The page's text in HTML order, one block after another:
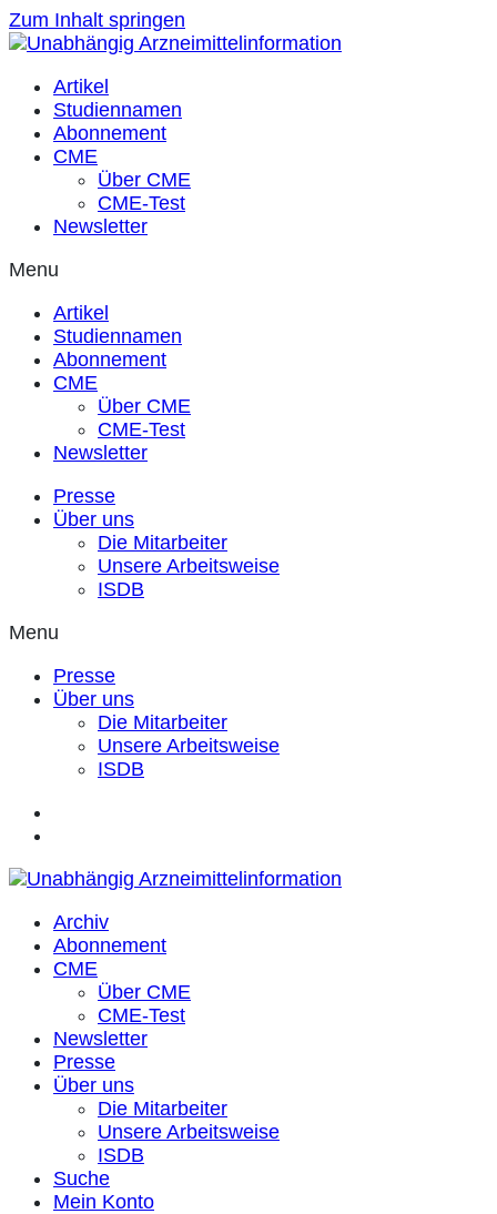
Zum Inhalt springen
Artikel
Studiennamen
Abonnement
CME
Über CME
CME-Test
Newsletter
Menu
Artikel
Studiennamen
Abonnement
CME
Über CME
CME-Test
Newsletter
Presse
Über uns
Die Mitarbeiter
Unsere Arbeitsweise
ISDB
Menu
Presse
Über uns
Die Mitarbeiter
Unsere Arbeitsweise
ISDB
Archiv
Abonnement
CME
Über CME
CME-Test
Newsletter
Presse
Über uns
Die Mitarbeiter
Unsere Arbeitsweise
ISDB
Suche
Mein Konto